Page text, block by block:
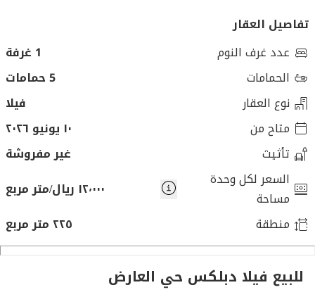
تفاصيل العقار
عدد غرف النوم
1 غرفة
الحمامات
5 حمامات
نوع العقار
فيلا
متاح من
١٠ يونيو ٢٠٢٦
تأثيث
غير مفروشة
السعر لكل وحدة
مساحة
١٢٬٠٠٠ ريال/متر مربع
منطقة
٢٢٥ متر مربع
للبيع فيلا دبلكس حي العارض